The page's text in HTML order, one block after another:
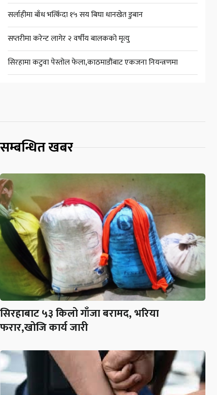
सर्लाहीमा बाँध भत्किँदा १५ सय बिघा धानखेत डुबान
सप्तरीमा करेन्ट लागेर २ वर्षीय बालकको मृत्यु
सिरहामा कटुवा पेस्तोल फेला,काठमाडौंबाट एकजना नियन्त्रणमा
सम्बन्धित खबर
सिरहाबाट ५३ किलो गाँजा बरामद, भरिया
फरार,खोजि कार्य जारी